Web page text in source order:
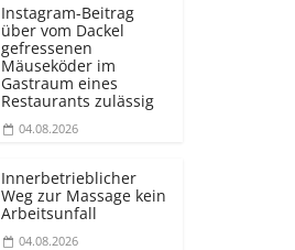
Instagram-Beitrag
über vom Dackel
gefressenen
Mäuseköder im
Gastraum eines
Restaurants zulässig
04.08.2026
Innerbetrieblicher
Weg zur Massage kein
Arbeitsunfall
04.08.2026